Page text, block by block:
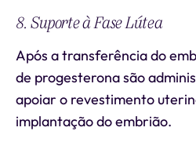
8. Suporte à Fase Lútea
Após a transferência do
de progesterona são
apoiar o revestimento
implantação do embrião.